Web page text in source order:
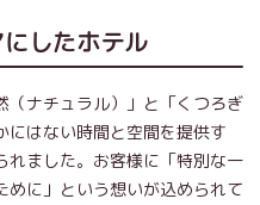
したホテル
（ナチュラル）」と「くつろぎ
にはない時間と空間を提供す
れました。お客様に「特別な一
めに」という想いが込められて